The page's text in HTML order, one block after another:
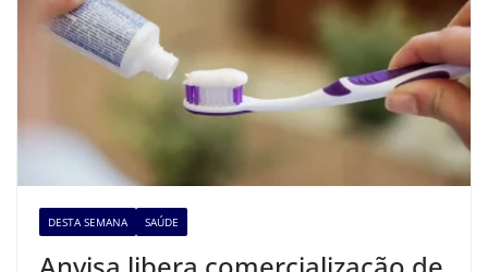
DESTA SEMANA SAÚDE